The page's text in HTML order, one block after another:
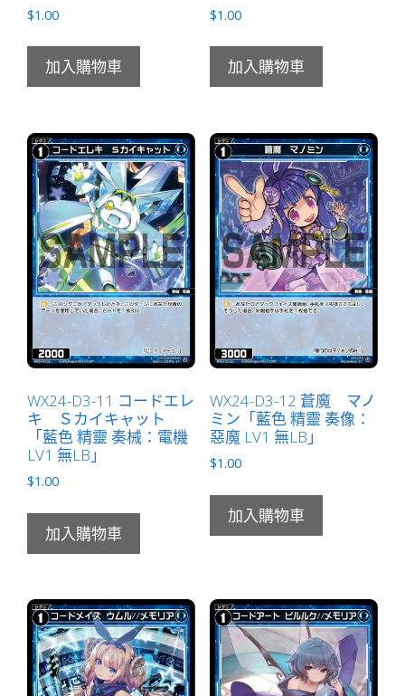
$1.00
加入購物車
$1.00
加入購物車
WX24-D3-11 コードエレ
キ Ｓカイキャット
「藍色 精靈 奏械：電機
LV1 無LB」
$1.00
加入購物車
WX24-D3-12 蒼魔 マノ
ミン「藍色 精靈 奏像：
惡魔 LV1 無LB」
$1.00
加入購物車